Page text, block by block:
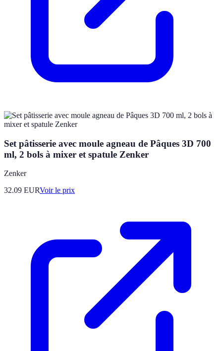
Set pâtisserie avec moule agneau de Pâques 3D 700
ml, 2 bols à mixer et spatule Zenker
Zenker
32.09 EURVoir le prix